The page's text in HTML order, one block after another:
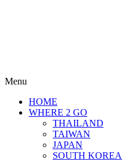
Menu
HOME
WHERE 2 GO
THAILAND
TAIWAN
JAPAN
SOUTH KOREA